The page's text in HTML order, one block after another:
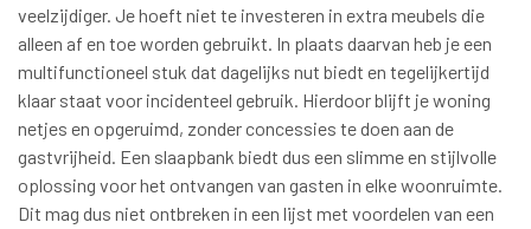
veelzijdiger. Je hoeft niet te investeren in extra meubels die
alleen af en toe worden gebruikt. In plaats daarvan heb je een
multifunctioneel stuk dat dagelijks nut biedt en tegelijkertijd
klaar staat voor incidenteel gebruik. Hierdoor blijft je woning
netjes en opgeruimd, zonder concessies te doen aan de
gastvrijheid. Een slaapbank biedt dus een slimme en stijlvolle
oplossing voor het ontvangen van gasten in elke woonruimte.
Dit mag dus niet ontbreken in een lijst met voordelen van een